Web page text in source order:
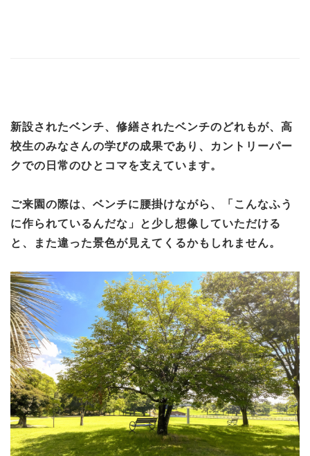
新設されたベンチ、修繕されたベンチのどれもが、高
校生のみなさんの学びの成果であり、カントリーパー
クでの日常のひとコマを支えています。
ご来園の際は、ベンチに腰掛けながら、「こんなふう
に作られているんだな」と少し想像していただける
と、また違った景色が見えてくるかもしれません。